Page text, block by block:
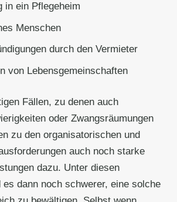
in ein Pflegeheim
Menschen
durch den Vermieter
von Lebensgemeinschaften
Fällen, zu denen auch
oder Zwangsräumungen
zu den organisatorischen und
auch noch starke
dazu. Unter diesen
es dann noch schwerer, eine solche